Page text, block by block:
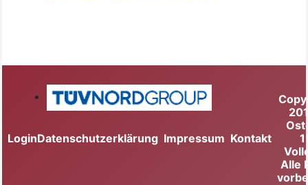
LoginDatenschutzerklärung Impressum Kontakt
Alle